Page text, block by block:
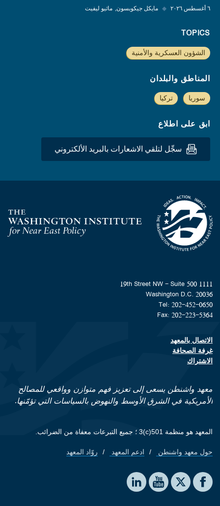
٦ أغسطس ٢٠٢٦ ◆ مايكل جيكوبسون ماثيو ليفيت
TOPICS
الشؤون العسكرية والأمنية
المناطق والبلدان
سوريا تركيا
ابق على اطلاع
سجِّل لتلقي الاشعارات بالبريد الألكتروني
Homepage
1111 19th Street NW - Suite 500
Washington D.C. 20036
Tel: 202-452-0650
Fax: 202-223-5364
Footer contact links
الاتصال بالمعهد
غرفة الصحافة
الاشتراك
معهد واشنطن يسعى إلى تعزيز فهم متوازن وواقعي للمصالح
الأمريكية في الشرق الأوسط والنهوض بالسياسات التي تؤمّنها.
المعهد هو منظمة 501(c)3 ؛ جميع التبرعات معفاة من الضرائب.
Footer quick links
حول معهد واشنطن ادعم المعهد روّاد المعهد
Social media
The Washington Institute on Facebook
The Washington Institute on X
The Washington Institute on YouTube
The Washington Institute on LinkedIn